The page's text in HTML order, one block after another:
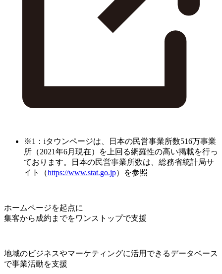
※1：iタウンページは、日本の民営事業所数516万事業
所（2021年6月現在）を上回る網羅性の高い掲載を行っ
ております。日本の民営事業所数は、総務省統計局サ
イト（https://www.stat.go.jp）を参照
ホームページを起点に
集客から成約までをワンストップで支援
地域のビジネスやマーケティングに活用できるデータベース
で事業活動を支援